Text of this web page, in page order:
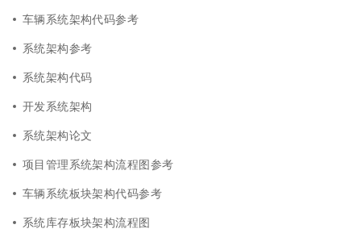
车辆系统架构代码参考
系统架构参考
系统架构代码
开发系统架构
系统架构论文
项目管理系统架构流程图参考
车辆系统板块架构代码参考
系统库存板块架构流程图